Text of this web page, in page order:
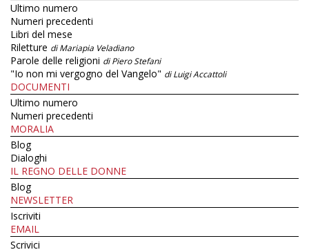
Ultimo numero
Numeri precedenti
Libri del mese
Riletture di Mariapia Veladiano
Parole delle religioni di Piero Stefani
"Io non mi vergogno del Vangelo" di Luigi Accattoli
DOCUMENTI
Ultimo numero
Numeri precedenti
MORALIA
Blog
Dialoghi
IL REGNO DELLE DONNE
Blog
NEWSLETTER
Iscriviti
EMAIL
Scrivici